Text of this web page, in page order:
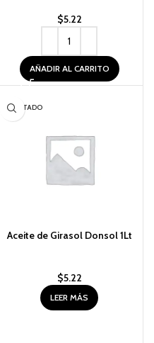
$5.22
AÑADIR AL CARRITO
AGOTADO
Aceite de Girasol Donsol 1Lt
$5.22
LEER MÁS